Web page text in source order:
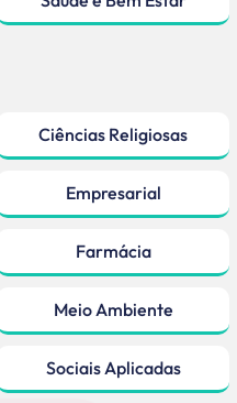
Ciências Religiosas
Empresarial
Farmácia
Meio Ambiente
Sociais Aplicadas